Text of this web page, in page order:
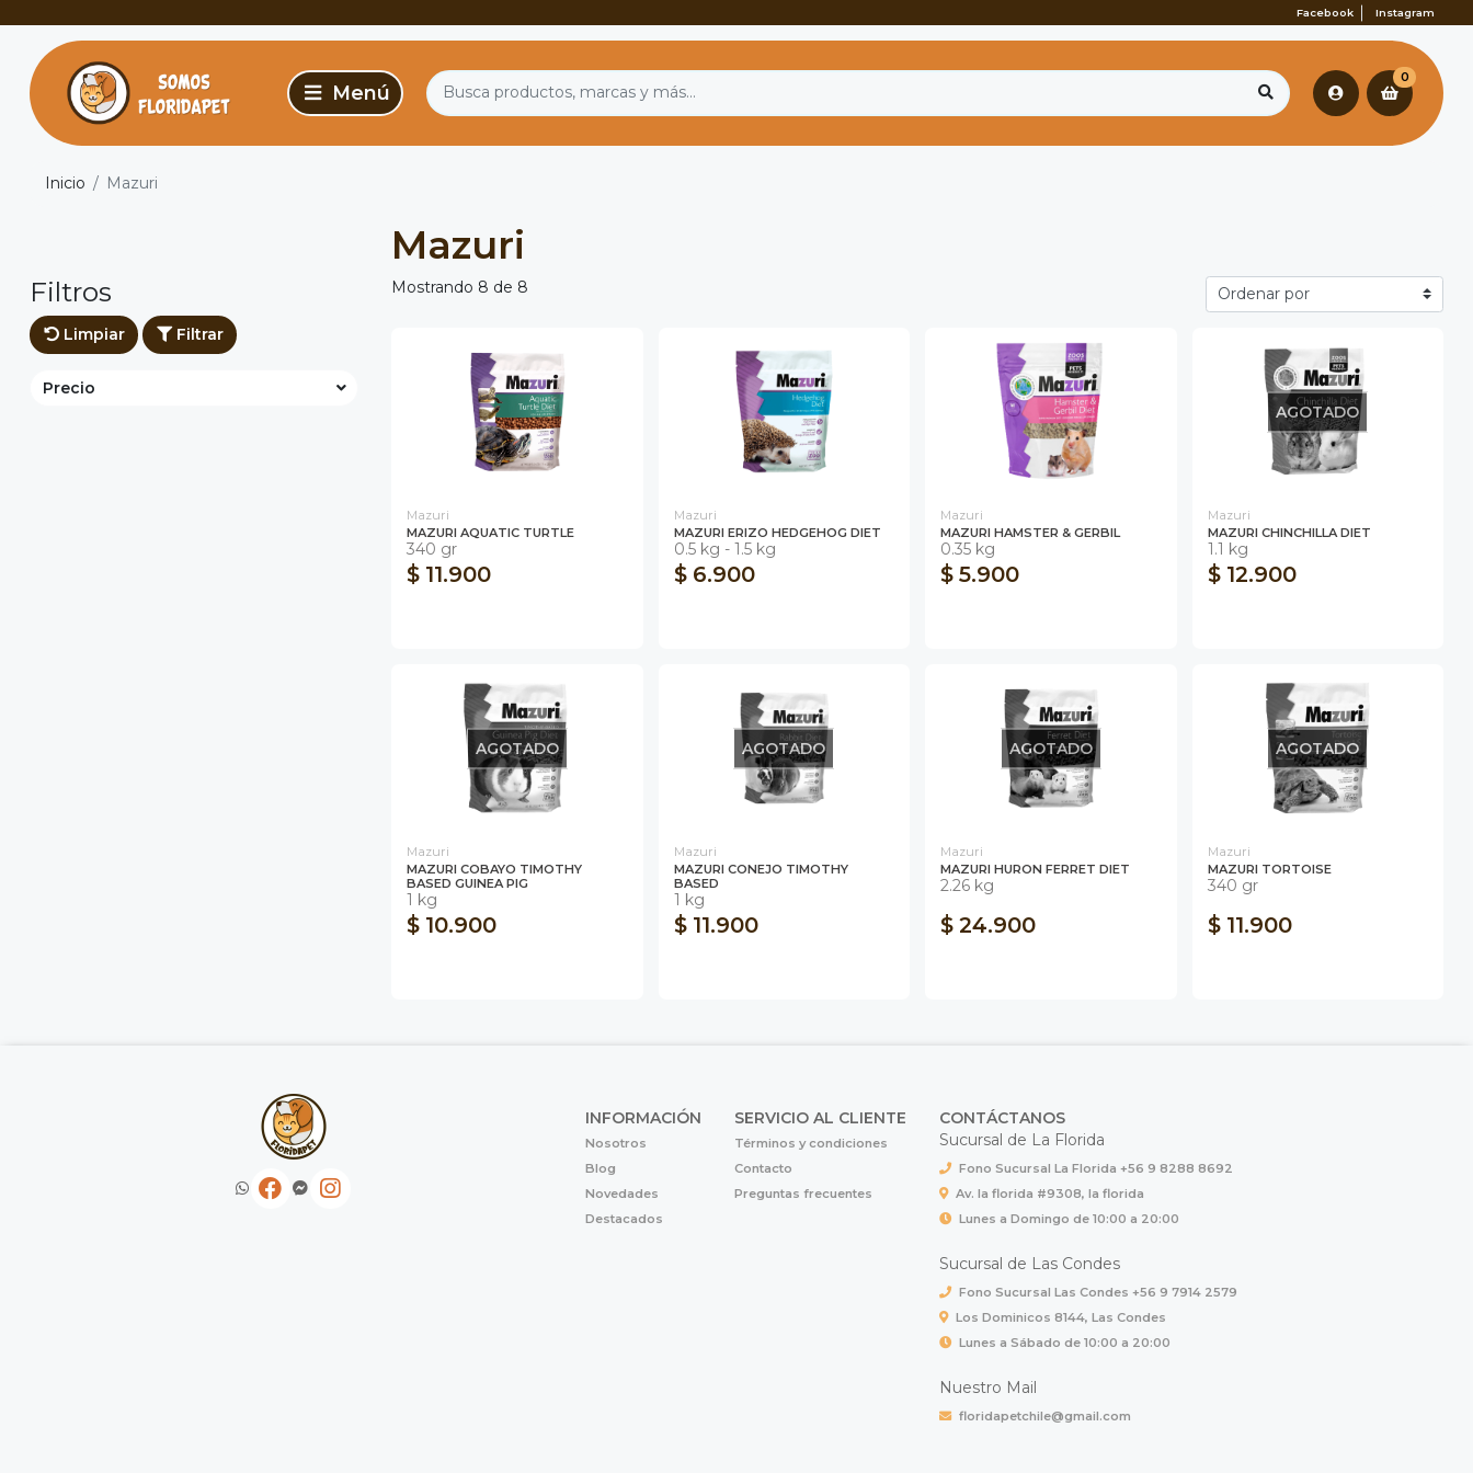
Facebook Instagram
0
Inicio Mazuri
Mazuri
Filtros
Limpiar Filtrar
Precio
Mostrando 8 de 8
Mazuri
MAZURI AQUATIC TURTLE
340 gr
$ 11.900
Mazuri
MAZURI ERIZO HEDGEHOG DIET
0.5 kg - 1.5 kg
$ 6.900
Mazuri
MAZURI HAMSTER & GERBIL
0.35 kg
$ 5.900
AGOTADO
Mazuri
MAZURI CHINCHILLA DIET
1.1 kg
$ 12.900
AGOTADO
Mazuri
MAZURI COBAYO TIMOTHY
BASED GUINEA PIG
1 kg
$ 10.900
AGOTADO
Mazuri
MAZURI CONEJO TIMOTHY
BASED
1 kg
$ 11.900
AGOTADO
Mazuri
MAZURI HURON FERRET DIET
2.26 kg
$ 24.900
AGOTADO
Mazuri
MAZURI TORTOISE
340 gr
$ 11.900
INFORMACIÓN
Nosotros
Blog
Novedades
Destacados
SERVICIO AL CLIENTE
Términos y condiciones
Contacto
Preguntas frecuentes
CONTÁCTANOS
Sucursal de La Florida
Fono Sucursal La Florida +56 9 8288 8692
Av. la florida #9308, la florida
Lunes a Domingo de 10:00 a 20:00
Sucursal de Las Condes
Fono Sucursal Las Condes +56 9 7914 2579
Los Dominicos 8144, Las Condes
Lunes a Sábado de 10:00 a 20:00
Nuestro Mail
floridapetchile@gmail.com